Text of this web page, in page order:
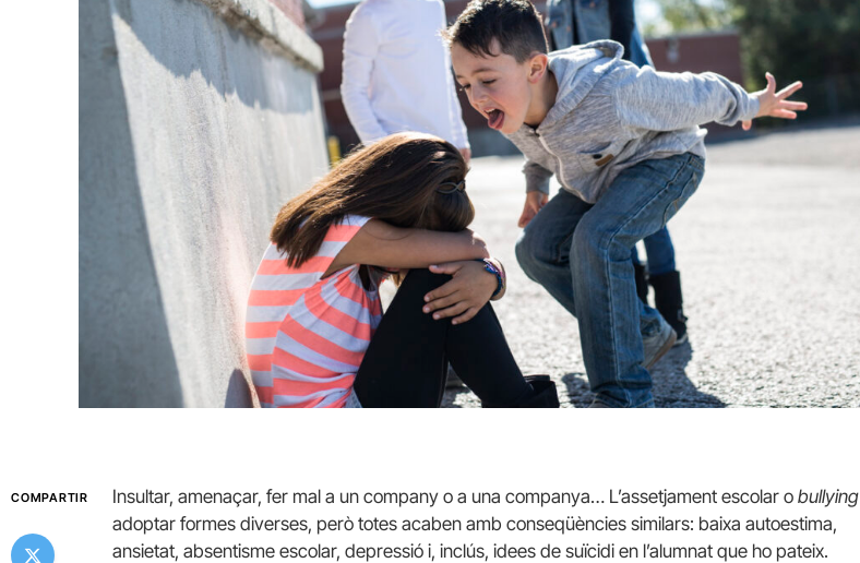
COMPARTIR Insultar, amenaçar, fer mal a un company o a una companya… L’assetjament escolar o bullying
adoptar formes diverses, però totes acaben amb conseqüències similars: baixa autoestima,
ansietat, absentisme escolar, depressió i, inclús, idees de suïcidi en l’alumnat que ho pateix.